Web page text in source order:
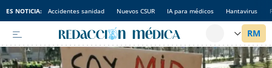
ES NOTICIA: Accidentes sanidad Nuevos CSUR IA para médicos Hantavirus